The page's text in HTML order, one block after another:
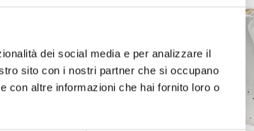
dei social media e per analizzare il
sito con i nostri partner che si occupano
con altre informazioni che hai fornito loro o